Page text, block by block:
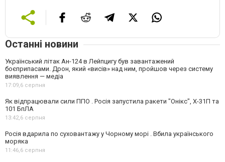
Останні новини
Український літак Ан-124 в Лейпцигу був завантажений
боєприпасами. Дрон, який «висів» над ним, пройшов через систему
виявлення — медіа
17:09,6 серпня
Як відпрацювали сили ППО . Росія запустила ракети "Онікс", Х-31П та
101 БпЛА
13:42,6 серпня
Росія вдарила по суховантажу у Чорному морі . Вбила українського
моряка
11:46,6 серпня